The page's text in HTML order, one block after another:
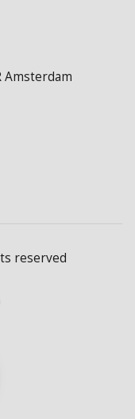
Amsterdam
reserved